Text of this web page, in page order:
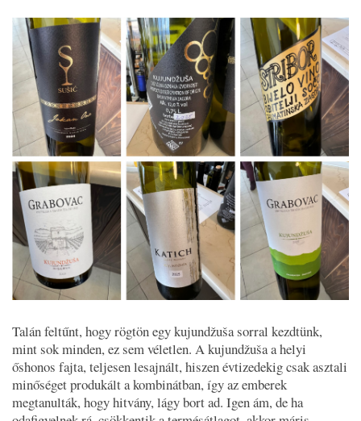
Talán feltűnt, hogy rögtön egy kujundžuša sorral kezdtünk,
mint sok minden, ez sem véletlen. A kujundžuša a helyi
őshonos fajta, teljesen lesajnált, hiszen évtizedekig csak asztali
minőséget produkált a kombinátban, így az emberek
megtanulták, hogy hitvány, lágy bort ad. Igen ám, de ha